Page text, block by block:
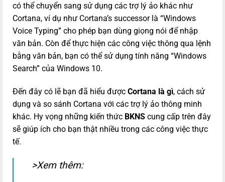
có thể chuyển sang sử dụng các trợ lý ảo khác như
Cortana, ví dụ như Cortana’s successor là “Windows
Voice Typing” cho phép bạn dùng giọng nói để nhập
văn bản. Còn để thực hiện các công việc thông qua lệnh
bằng văn bản, bạn có thể sử dụng tính năng “Windows
Search” của Windows 10.
Đến đây có lẽ bạn đã hiểu được Cortana là gì, cách sử
dụng và so sánh Cortana với các trợ lý ảo thông minh
khác. Hy vọng những kiến thức BKNS cung cấp trên đây
sẽ giúp ích cho bạn thật nhiều trong các công việc thực
tế.
>Xem thêm: